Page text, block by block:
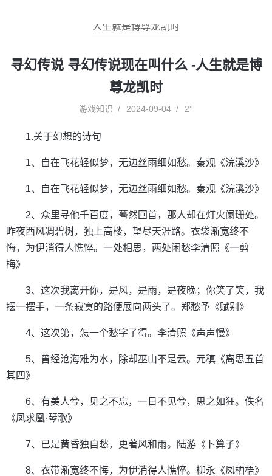
人生就是博尊龙凯时
寻幻传说 寻幻传说现在叫什么 -人生就是博
尊龙凯时
游戏知识 2024-09-04 2°
1.关于幻想的诗句
1、自在飞花轻似梦，无边丝雨细如愁。秦观《浣溪沙》
1、自在飞花轻似梦，无边丝雨细如愁。秦观《浣溪沙》
2、众里寻他千百度，蓦然回首，那人却在灯火阑珊处。
昨夜西风凋碧树，独上高楼，望尽天涯路。衣袋渐宽终不
悔，为伊消得人憔悴。一处相思，两处闲愁李清照《一剪
梅》
3、这次我离开你，是风，是雨，是夜晚；你笑了笑，我
摆一摆手，一条寂寞的路便展向两头了。郑愁予《赋别》
4、这次第，怎一个愁字了得。李清照《声声慢》
5、曾经沧海难为水，除却巫山不是云。元稹《离思五首
其四》
6、有美人兮，见之不忘，一日不见兮，思之如狂。佚名
《凤求凰·琴歌》
7、已是黄昏独自愁，更著风和雨。陆游《卜算子》
8、衣带渐宽终不悔，为伊消得人憔悴。柳永《凤栖梧》